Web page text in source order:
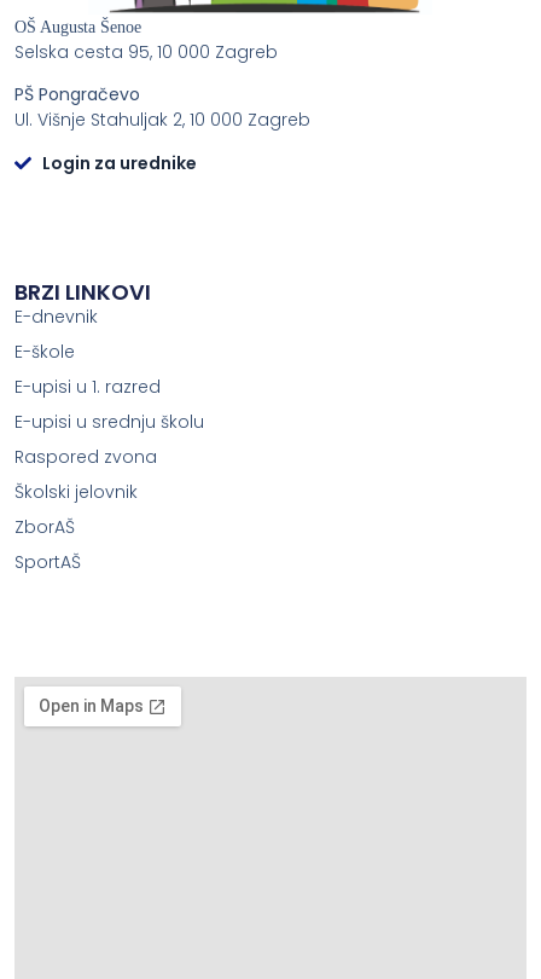
OŠ Augusta Šenoe
Selska cesta 95, 10 000 Zagreb
PŠ Pongračevo
Ul. Višnje Stahuljak 2, 10 000 Zagreb
Login za urednike
BRZI LINKOVI
E-dnevnik
E-škole
E-upisi u 1. razred
E-upisi u srednju školu
Raspored zvona
Školski jelovnik
ZborAŠ
SportAŠ